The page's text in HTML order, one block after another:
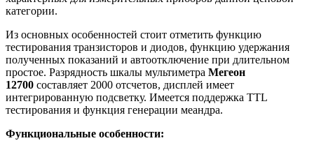
категории.
Из основных особенностей стоит отметить функцию
тестирования транзисторов и диодов, функцию удержания
полученных показаний и автоотключение при длительном
простое. Разрядность шкалы мультиметра Мегеон
12700 составляет 2000 отсчетов, дисплей имеет
интегрированную подсветку. Имеется поддержка TTL
тестирования и функция генерации меандра.
Функциональные особенности: